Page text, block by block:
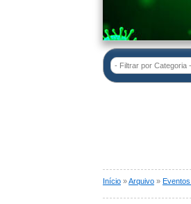
- Filtrar por Categoria -
Início »Arquivo »